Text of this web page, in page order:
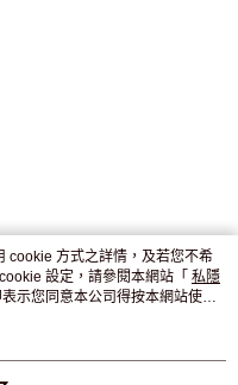
天到店，7天內取。逾期後
cookie 方式之詳情，及若您不希
設定，請參閱本網站「 私隱
示您同意本公司得按本網站使用